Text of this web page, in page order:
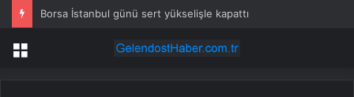
Borsa İstanbul günü sert yükselişle kapattı
Menü